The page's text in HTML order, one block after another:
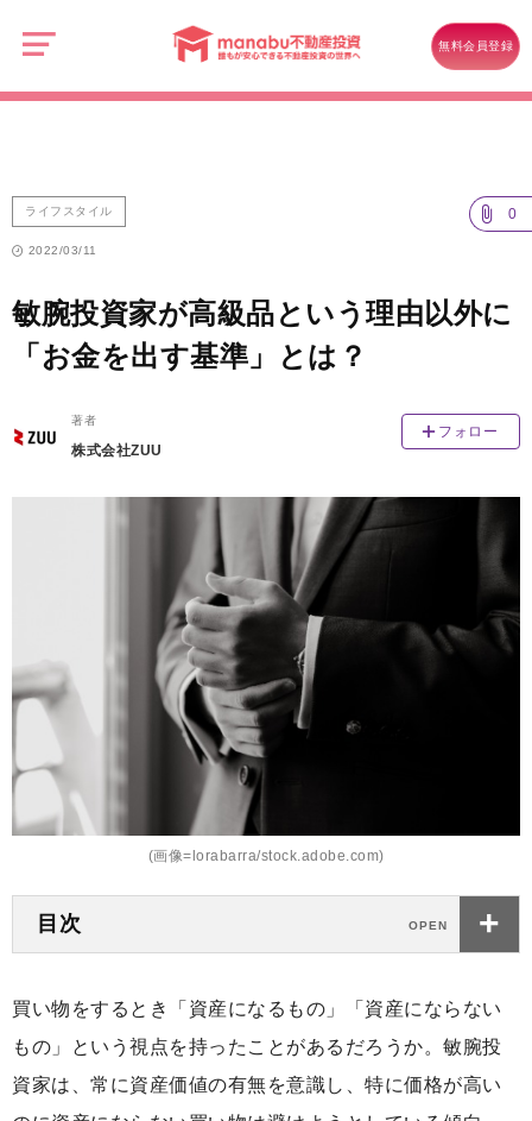
無料会員登録
敏腕投資家が高級品という理由以外に「お金を出す基準」とは？
ライフスタイル 0
2022/03/11
敏腕投資家が高級品という理由以外に
「お金を出す基準」とは？
著者
株式会社ZUU
フォロー
(画像=lorabarra/stock.adobe.com)
目次
買い物をするとき「資産になるもの」「資産にならない
もの」という視点を持ったことがあるだろうか。敏腕投
資家は、常に資産価値の有無を意識し、特に価格が高い